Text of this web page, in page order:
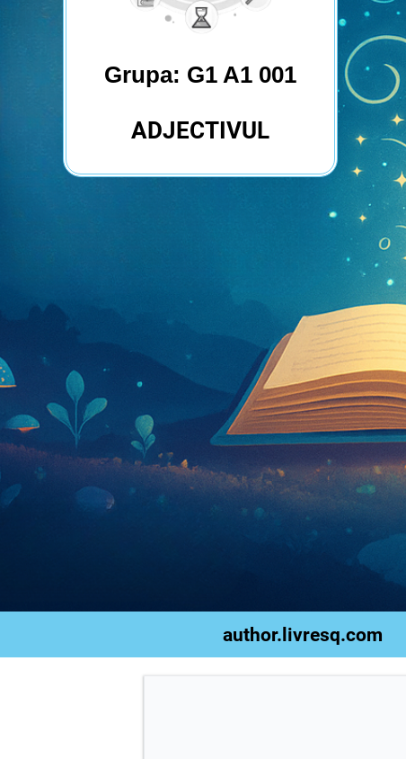
Grupa: G1 A1 001
ADJECTIVUL
author.livresq.com